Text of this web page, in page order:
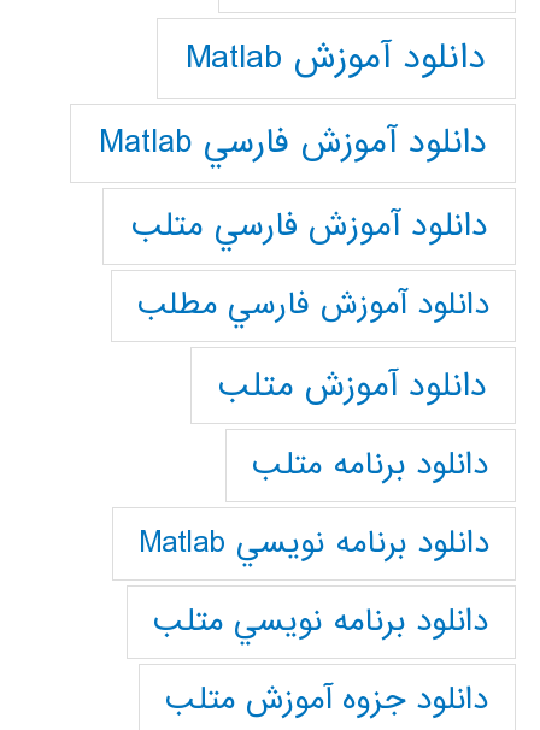
دانلود آموزش Matlab
دانلود آموزش فارسي Matlab
دانلود آموزش فارسي متلب
دانلود آموزش فارسي مطلب
دانلود آموزش متلب
دانلود برنامه متلب
دانلود برنامه نويسي Matlab
دانلود برنامه نويسي متلب
دانلود جزوه آموزش متلب